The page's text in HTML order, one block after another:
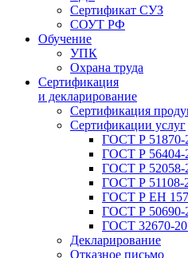
Сертификат СУЗ
СОУТ РФ
Обучение
УПК
Охрана труда
Сертификация
и декларирование
Сертификация
Сертификации услуг
ГОСТ Р 51870-
ГОСТ Р 56404-
ГОСТ Р 52058-
ГОСТ Р 51108-
ГОСТ Р ЕН
ГОСТ Р 50690-
ГОСТ 32670-
Декларирование
Отказное письмо